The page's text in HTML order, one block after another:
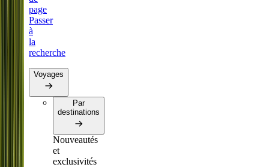
page
Passer
à
la
recherche
Voyages
Par
destinations
Nouveautés
et
exclusivités